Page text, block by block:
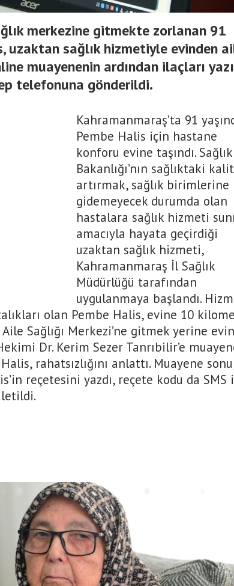
merkezine gitmekte zorlanan 91
uzaktan sağlık hizmetiyle evinden
muayenenin ardından ilaçları
telefonuna gönderildi.
Kahramanmaraş’ta 91
Pembe Halis için hastane
konforu evine taşındı. Sağlık
Bakanlığı’nın sağlıktaki
artırmak, sağlık birimlerine
gidemeyecek durumda olan
hastalara sağlık hizmeti
amacıyla hayata geçirdiği
uzaktan sağlık hizmeti,
Kahramanmaraş İl Sağlık
Müdürlüğü tarafından
uygulanmaya başlandı.
olan Pembe Halis, evine 10
Sağlığı Merkezi’ne gitmek yerine
Dr. Kerim Sezer Tanrıbilir’e
rahatsızlığını anlattı. Muayene
reçetesini yazdı, reçete kodu da SMS